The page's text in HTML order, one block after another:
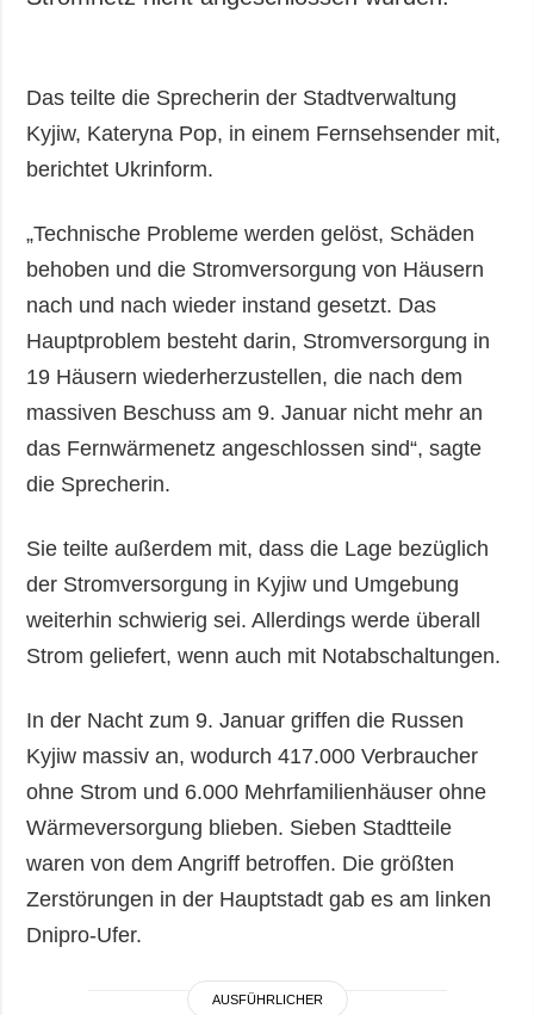
Das teilte die Sprecherin der Stadtverwaltung
Kyjiw, Kateryna Pop, in einem Fernsehsender mit,
berichtet Ukrinform.
„Technische Probleme werden gelöst, Schäden
behoben und die Stromversorgung von Häusern
nach und nach wieder instand gesetzt. Das
Hauptproblem besteht darin, Stromversorgung in
19 Häusern wiederherzustellen, die nach dem
massiven Beschuss am 9. Januar nicht mehr an
das Fernwärmenetz angeschlossen sind“, sagte
die Sprecherin.
Sie teilte außerdem mit, dass die Lage bezüglich
der Stromversorgung in Kyjiw und Umgebung
weiterhin schwierig sei. Allerdings werde überall
Strom geliefert, wenn auch mit Notabschaltungen.
In der Nacht zum 9. Januar griffen die Russen
Kyjiw massiv an, wodurch 417.000 Verbraucher
ohne Strom und 6.000 Mehrfamilienhäuser ohne
Wärmeversorgung blieben. Sieben Stadtteile
waren von dem Angriff betroffen. Die größten
Zerstörungen in der Hauptstadt gab es am linken
Dnipro-Ufer.
AUSFÜHRLICHER